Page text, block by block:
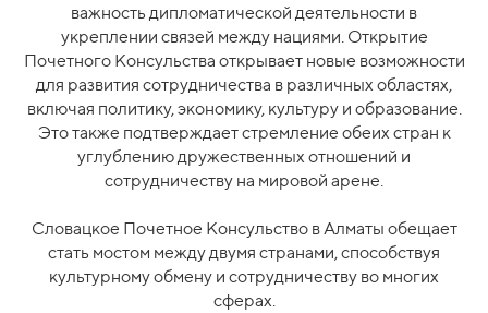
важность дипломатической деятельности в
укреплении связей между нациями. Открытие
Почетного Консульства открывает новые возможности
для развития сотрудничества в различных областях,
включая политику, экономику, культуру и образование.
Это также подтверждает стремление обеих стран к
углублению дружественных отношений и
сотрудничеству на мировой арене.
Словацкое Почетное Консульство в Алматы обещает
стать мостом между двумя странами, способствуя
культурному обмену и сотрудничеству во многих
сферах.